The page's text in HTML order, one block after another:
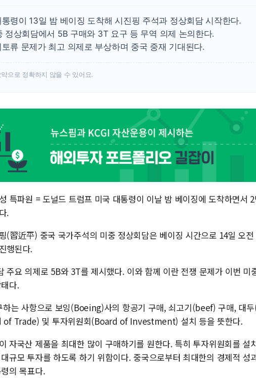
[AI 부동산 투데이] 특공 전략
[코인시황] 비트코인 6만
[베트남 증시] 유동성 부진 지
'찜통더위'에 전력수요 역대
후티 반군, 예멘 정부군과
42.5도 역대급 폭염…동물들
경찰, 9월부터 '가족 사건' 못
포스코홀딩스, 포스코인터
령이 13일 밤 베이징 도착해 시진핑 주석과 정상회담 시작한다.
정상회담에서 5B 구매와 3T 요구 등 무역 의제 논의한다.
류 문제가 최고 의제로 부상하며 중국 중재 기대된다.
으로 정확하지 않을 수 있어요.
특파원 = 도널드 트럼프 미국 대통령이 이날 밤 베이징에 도착하면서
.
(習近平) 중국 국가주석의 미중 정상회담은 베이징 시간으로 14일 오
행된다.
주요 의제로 5B와 3T를 제시했다. 이와 함께 이란 전쟁 문제가 이번 미
다.
하는 사항으로 보잉(Boeing)사의 항공기 구매, 쇠고기(beef) 구매, 대
of Trade) 및 투자위원회(Board of Investment) 설치 등을 뜻한다.
자국산 제품을 최대한 많이 구매하기를 원한다. 특히 투자위원회를 설
규모 투자를 하도록 하기 위함이다. 중국으로부터 최대한의 경제적 성
의 목표다.